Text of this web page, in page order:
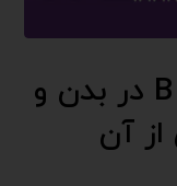
علائم کمبود ویتامین B در بدن و
آن